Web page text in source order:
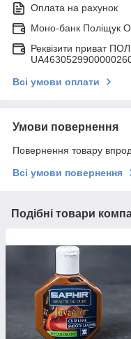
Оплата на рахунок
Моно-банк Поліщук
Реквізити приват
Всі умови оплати
Умови повернення
Повернення товару
Всі умови повернення
Подібні товари